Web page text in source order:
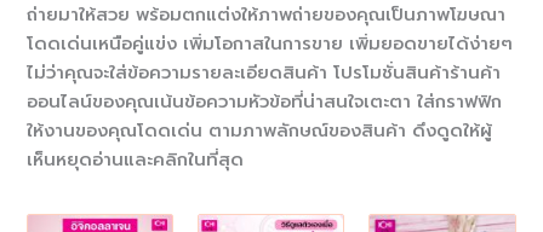
ถ่ายมาให้สวย พร้อมตกแต่งให้ภาพถ่ายของคุณเป็นภาพโฆษณา
โดดเด่นเหนือคู่แข่ง เพิ่มโอกาสในการขาย เพิ่มยอดขายได้ง่ายๆ
ไม่ว่าคุณจะใส่ข้อความรายละเอียดสินค้า โปรโมชั่นสินค้าร้านค้า
ออนไลน์ของคุณเน้นข้อความหัวข้อที่น่าสนใจเตะตา ใส่กราฟฟิก
ให้งานของคุณโดดเด่น ตามภาพลักษณ์ของสินค้า ดึงดูดให้ผู้
เห็นหยุดอ่านและคลิกในที่สุด